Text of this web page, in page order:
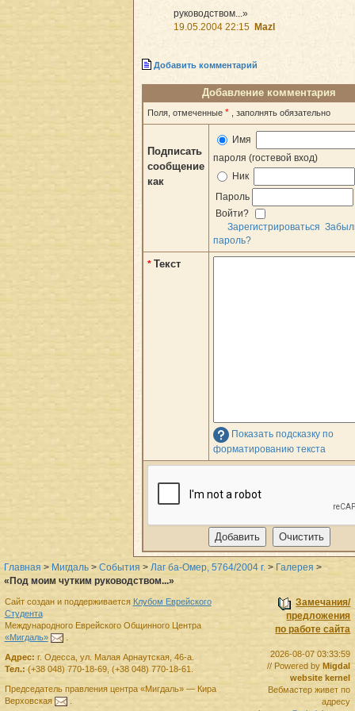
руководством...»
19.05.2004 22:15 Mazl
Добавить комментарий
Добавление комментария
Поля, отмеченные * , заполнять обязательно
Подписать
сообщение
как
Имя
пароля (гостевой вход)
Ник
Пароль
Войти?
Зарегистрироваться
пароль?
* Текст
Показать подсказку по
форматированию текста
Главная > Мигдаль > События > Лаг ба-Омер, 5764/2004 г. > Галерея >
«Под моим чутким руководством...»
Замечания/
предложения
по работе сайта
2026-08-07 03:33:59
// Powered byMigdal
website kernel
Вебмастер живет по
адресу
Сайт создан и поддерживается Клубом Еврейского
Студента
Международного Еврейского Общинного Центра
«Мигдаль»
.
Адрес: г. Одесса, ул. Малая Арнаутская, 46-а.
Тел.: (+38 048) 770-18-69, (+38 048) 770-18-61
Председатель правленияцентра «Мигдаль»— Кира
Верховская
.